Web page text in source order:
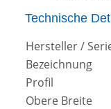
Technische
Hersteller /
Bezeichnung
Profil
Obere Breite